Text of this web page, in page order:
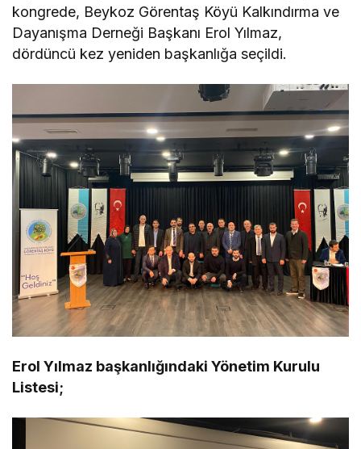
kongrede, Beykoz Görentaş Köyü Kalkındırma ve
Dayanışma Derneği Başkanı Erol Yılmaz,
dördüncü kez yeniden başkanlığa seçildi.
Erol Yılmaz başkanlığındaki Yönetim Kurulu
Listesi;